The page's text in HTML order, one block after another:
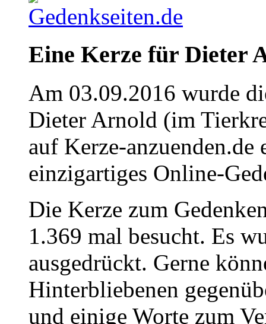
Eine Kerze für Dieter
Am 03.09.2016 wurde
Dieter Arnold (im
auf Kerze-
einzigartiges Online-
Die Kerze zum
1.369 mal besucht. Es
ausgedrückt. Gerne
Hinterbliebenen
und einige Worte zum